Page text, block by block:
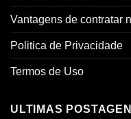
Vantagens de contratar
Politica de Privacidade
Termos de Uso
ULTIMAS